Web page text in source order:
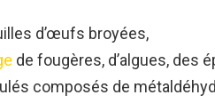
d’œufs broyées,
de fougères, d’algues, des
composés de